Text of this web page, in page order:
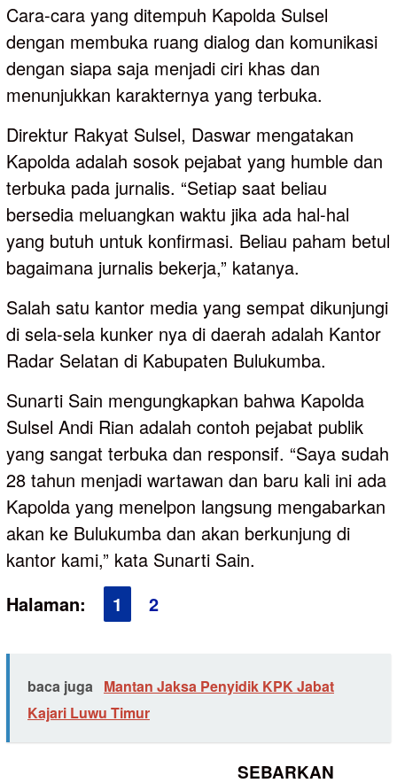
Cara-cara yang ditempuh Kapolda Sulsel
dengan membuka ruang dialog dan komunikasi
dengan siapa saja menjadi ciri khas dan
menunjukkan karakternya yang terbuka.
Direktur Rakyat Sulsel, Daswar mengatakan
Kapolda adalah sosok pejabat yang humble dan
terbuka pada jurnalis. “Setiap saat beliau
bersedia meluangkan waktu jika ada hal-hal
yang butuh untuk konfirmasi. Beliau paham betul
bagaimana jurnalis bekerja,” katanya.
Salah satu kantor media yang sempat dikunjungi
di sela-sela kunker nya di daerah adalah Kantor
Radar Selatan di Kabupaten Bulukumba.
Sunarti Sain mengungkapkan bahwa Kapolda
Sulsel Andi Rian adalah contoh pejabat publik
yang sangat terbuka dan responsif. “Saya sudah
28 tahun menjadi wartawan dan baru kali ini ada
Kapolda yang menelpon langsung mengabarkan
akan ke Bulukumba dan akan berkunjung di
kantor kami,” kata Sunarti Sain.
Halaman:
1 2
baca juga Mantan Jaksa Penyidik KPK Jabat
Kajari Luwu Timur
SEBARKAN